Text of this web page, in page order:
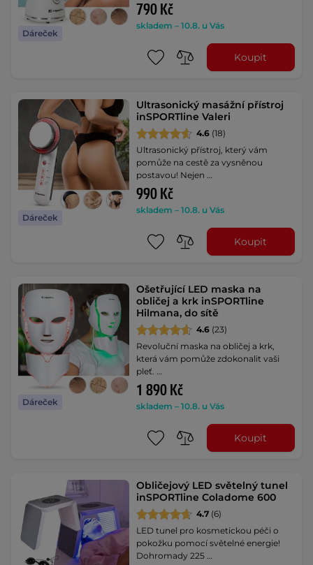
Dáreček
790 Kč
skladem – 10.8. u Vás
Koupit
Dáreček
Ultrasonický masážní přístroj
inSPORTline Valeri
4.6 (18)
Ultrasonický přístroj, který vám
pomůže na cestě za vysněnou
postavou! Nejen …
990 Kč
skladem – 10.8. u Vás
Koupit
Dáreček
Ošetřující LED maska na
obličej a krk inSPORTline
Hilmana, do sítě
4.6 (23)
Revoluční maska na obličej a krk,
která vám pomůže zdokonalit vaši
pleť. …
1 890 Kč
skladem – 10.8. u Vás
Koupit
Obličejový LED světelný tunel
inSPORTline Coladome 600
4.7 (6)
LED tunel pro kosmetickou péči o
pokožku pomocí světelné energie!
Dohromady 225 …